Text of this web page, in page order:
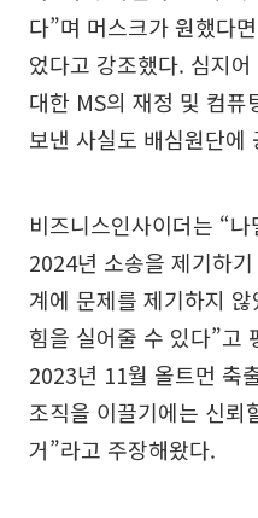
다”며 머스크가 원했다
었다고 강조했다. 심지
대한 MS의 재정 및 컴퓨
보낸 사실도 배심원단에
비즈니스인사이더는 “
2024년 소송을 제기하
계에 문제를 제기하지
힘을 실어줄 수 있다”고
2023년 11월 올트먼 축
조직을 이끌기에는 신뢰
거”라고 주장해왔다.